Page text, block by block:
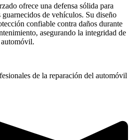
ofrece una defensa sólida para
de vehículos. Su diseño
confiable contra daños durante
asegurando la integridad de
de la reparación del automóvil